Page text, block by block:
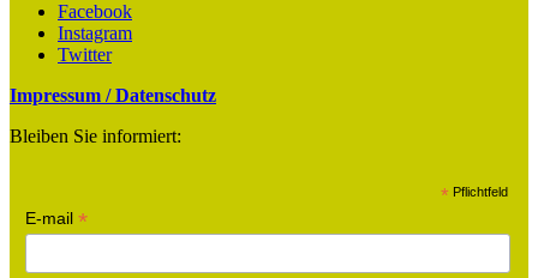
Facebook
Instagram
Twitter
Impressum / Datenschutz
Bleiben Sie informiert:
* Pflichtfeld
E-mail *